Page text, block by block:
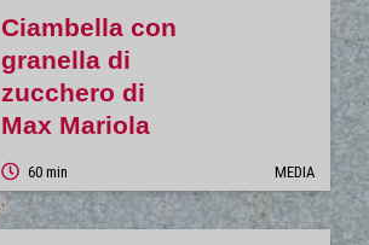
Ciambella con
granella di
zucchero di
Max Mariola
60 min MEDIA